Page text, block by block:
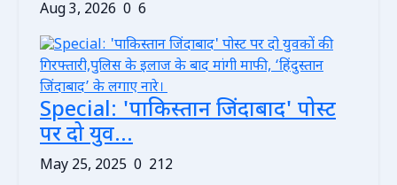
Aug 3, 2026 0 6
Special: 'पाकिस्तान जिंदाबाद' पोस्ट
पर दो युव...
May 25, 2025 0 212